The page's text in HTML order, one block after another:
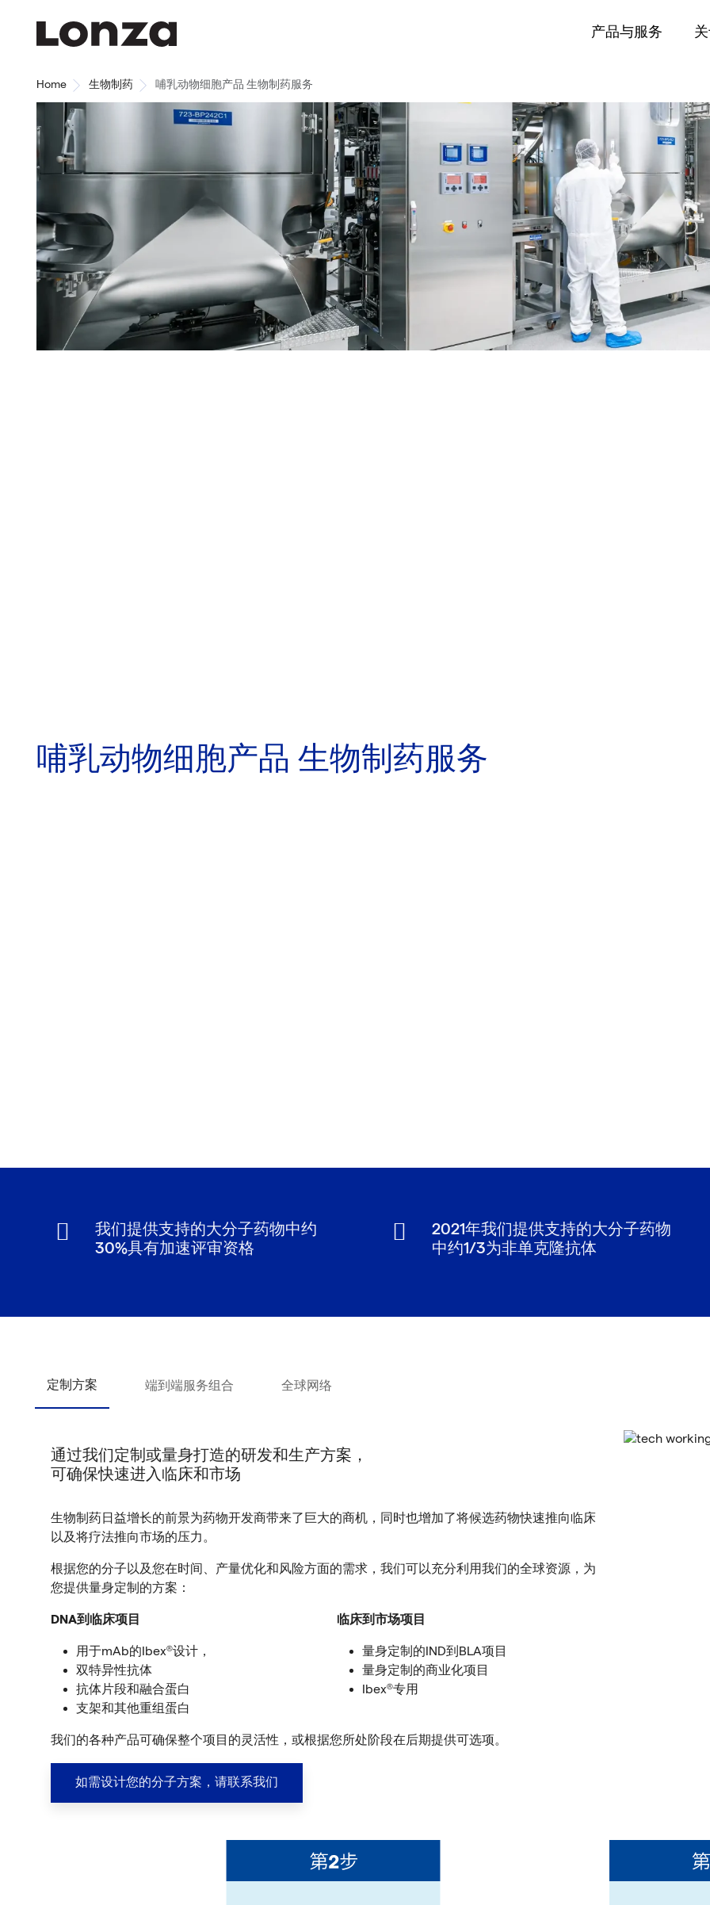
产品与服务
Home 生物制药 哺乳动物细胞产品 生物制药服务
哺乳动物细胞产品 生物制药服务
我们提供支持的大分子药物中约
30%具有加速评审资格
2021年我们提供支持的大分子药物
中约1/3为非单克隆抗体
定制方案 端到端服务组合 全球网络
通过我们定制或量身打造的研发和生产方案，
可确保快速进入临床和市场
生物制药日益增长的前景为药物开发商带来了巨大的商机，同时也增加了将候选药物快速推向临床
以及将疗法推向市场的压力。
根据您的分子以及您在时间、产量优化和风险方面的需求，我们可以充分利用我们的全球资源，为
您提供量身定制的方案：
DNA到临床项目
用于mAb的Ibex®设计，
双特异性抗体
抗体片段和融合蛋白
支架和其他重组蛋白
临床到市场项目
量身定制的IND到BLA项目
量身定制的商业化项目
Ibex®专用
我们的各种产品可确保整个项目的灵活性，或根据您所处阶段在后期提供可选项。
如需设计您的分子方案，请联系我们